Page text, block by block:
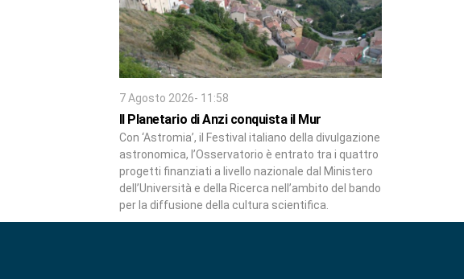
7 Agosto 2026- 11:58
Il Planetario di Anzi conquista il Mur
Con ‘Astromia’, il Festival italiano della divulgazione
astronomica, l’Osservatorio è entrato tra i quattro
progetti finanziati a livello nazionale dal Ministero
dell’Università e della Ricerca nell’ambito del bando
per la diffusione della cultura scientifica.